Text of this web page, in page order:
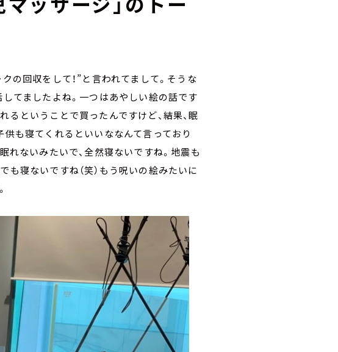
の回収をして！”と言われてまして。そうな
てましたよね。一つはあやしい絵の話です
るということで買ったんですけど、結果、眠
供も寝てくれるといいななんて言っており
れないみたいで、全然寝ないですね。地震も
寝ないですね（笑）もう呪いの絵みたいに